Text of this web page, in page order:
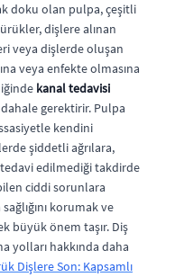
doku olan pulpa, çeşitli
dişlere alınan
veya dişlerde oluşan
veya enfekte olmasına
kanal tedavisi
gerektirir. Pulpa
kendini
şiddetli ağrılara,
edilmediği takdirde
ciddi sorunlara
korumak ve
büyük önem taşır. Diş
yolları hakkında daha
Dişlere Son: Kapsamlı